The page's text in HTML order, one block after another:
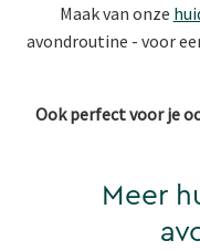
Maak van onze
avondroutine - voor
Ook perfect voor je
Meer